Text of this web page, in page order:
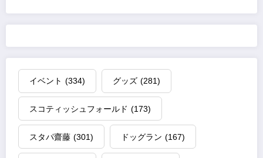
イベント (334) グッズ (281)
スコティッシュフォールド (173)
スタパ齋藤 (301) ドッグラン (167)